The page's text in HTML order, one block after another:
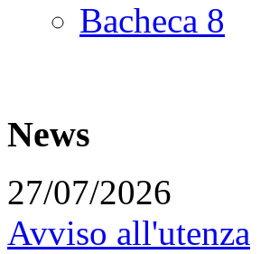
Bacheca 8
News
27/07/2026
Avviso all'utenza